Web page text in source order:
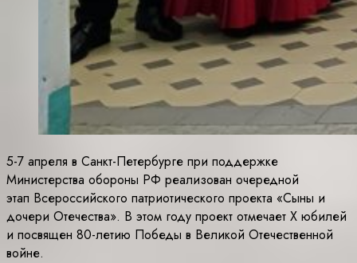
5-7 апреля в Санкт-Петербурге при поддержке
Министерства обороны РФ реализован очередной
этап Всероссийского патриотического проекта «Сыны и
дочери Отечества». В этом году проект отмечает X юбилей
и посвящен 80-летию Победы в Великой Отечественной
войне.